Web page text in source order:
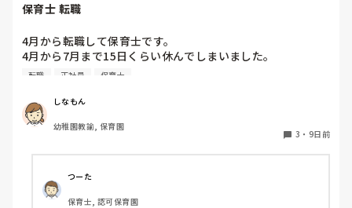
保育士 転職
4月から転職して保育士です。
4月から7月まで15日くらい休んでしまいました。
同じクラスの先生いるのですが、いい気しないと思います。
転職 正社員 保育士
しなもん
幼稚園教諭, 保育園
3 ・ 9日前
つーた
保育士, 認可保育園